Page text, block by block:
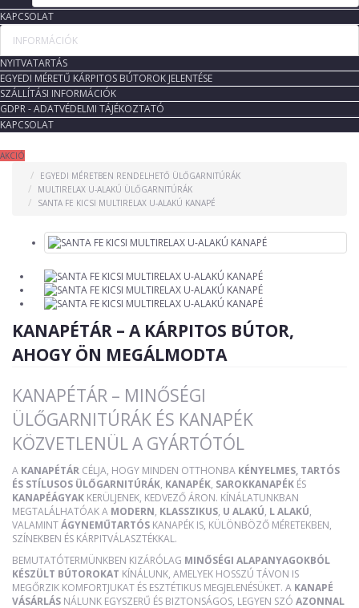
KAPCSOLAT
INFORMÁCIÓK
NYITVATARTÁS
EGYEDI MÉRETŰ KÁRPITOS BÚTOROK JELENTÉSE
SZÁLLÍTÁSI INFORMÁCIÓK
GDPR - ADATVÉDELMI TÁJÉKOZTATÓ
KAPCSOLAT
AKCIÓ
EGYEDI MÉRETBEN RENDELHETŐ ÜLŐGARNITÚRÁK
MULTIRELAX U-ALAKÚ ÜLŐGARNITÚRÁK
SANTA FE KICSI MULTIRELAX U-ALAKÚ KANAPÉ
KANAPÉTÁR – A KÁRPITOS BÚTOR,
AHOGY ÖN MEGÁLMODTA
KANAPÉTÁR – MINŐSÉGI
ÜLŐGARNITÚRÁK ÉS KANAPÉK
KÖZVETLENÜL A GYÁRTÓTÓL
A KANAPÉTÁR CÉLJA, HOGY MINDEN OTTHONBA KÉNYELMES, TARTÓS
ÉS STÍLUSOS ÜLŐGARNITÚRÁK, KANAPÉK, SAROKKANAPÉK ÉS
KANAPÉÁGYAK KERÜLJENEK, KEDVEZŐ ÁRON. KÍNÁLATUNKBAN
MEGTALÁLHATÓAK A MODERN, KLASSZIKUS, U ALAKÚ, L ALAKÚ,
VALAMINTÁGYNEMŰTARTÓS KANAPÉK IS, KÜLÖNBÖZŐ MÉRETEKBEN,
SZÍNEKBEN ÉS KÁRPITVÁLASZTÉKKAL.
BEMUTATÓTERMÜNKBEN KIZÁRÓLAG MINŐSÉGI ALAPANYAGOKBÓL
KÉSZÜLT BÚTOROKAT KÍNÁLUNK, AMELYEK HOSSZÚ TÁVON IS
MEGŐRZIK KOMFORTJUKAT ÉS ESZTÉTIKUS MEGJELENÉSÜKET. A KANAPÉ
VÁSÁRLÁS NÁLUNK EGYSZERŰ ÉS BIZTONSÁGOS, LEGYEN SZÓ AZONNAL